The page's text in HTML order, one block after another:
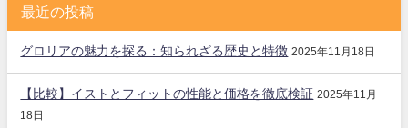
最近の投稿
グロリアの魅力を探る：知られざる歴史と特徴 2025年11月18日
【比較】イストとフィットの性能と価格を徹底検証 2025年11月
18日